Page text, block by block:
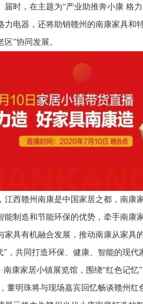
届时，在主题为“产业助推奔小康 格
力电器，还将助销赣州的南康家具和
”协同发展。
西赣州南康是中国家居之都，南康
能制造和节能环保的优势，牵手南康
家具有机融合发展，推动南康从家具
”，共同打造环保、健康、智能的现代
康家居小镇展览馆，围绕“红色记忆”
董明珠将与现场嘉宾回忆畅谈赣州